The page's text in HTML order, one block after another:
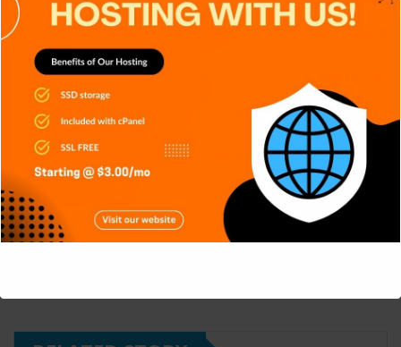
El lenguaje se menciona en El libro de Mozilla como
“metal oxidado”.
M. Varela
Website:
https://winxgo.com/